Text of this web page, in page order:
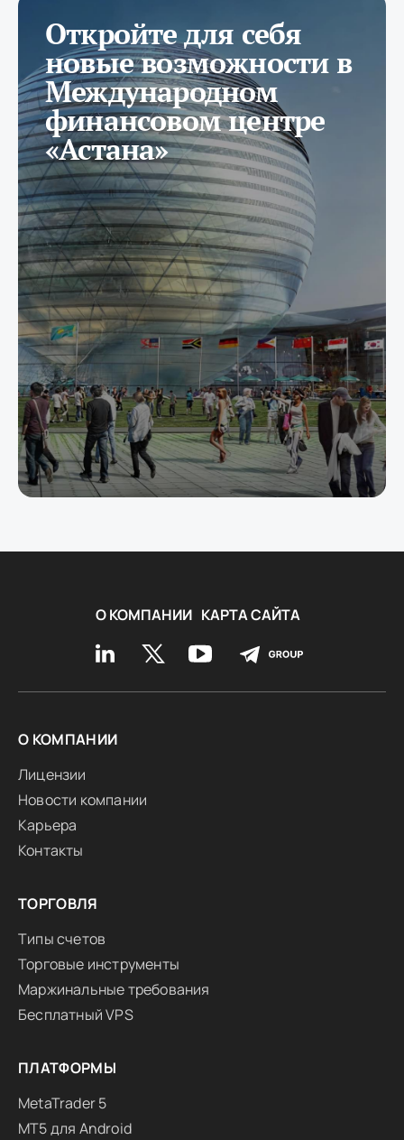
Откройте для себя
новые возможности в
Международном
финансовом центре
«Астана»
О КОМПАНИИ КАРТА САЙТА
О КОМПАНИИ
Лицензии
Новости компании
Карьера
Контакты
ТОРГОВЛЯ
Типы счетов
Торговые инструменты
Маржинальные требования
Бесплатный VPS
ПЛАТФОРМЫ
MetaTrader 5
MT5 для Android